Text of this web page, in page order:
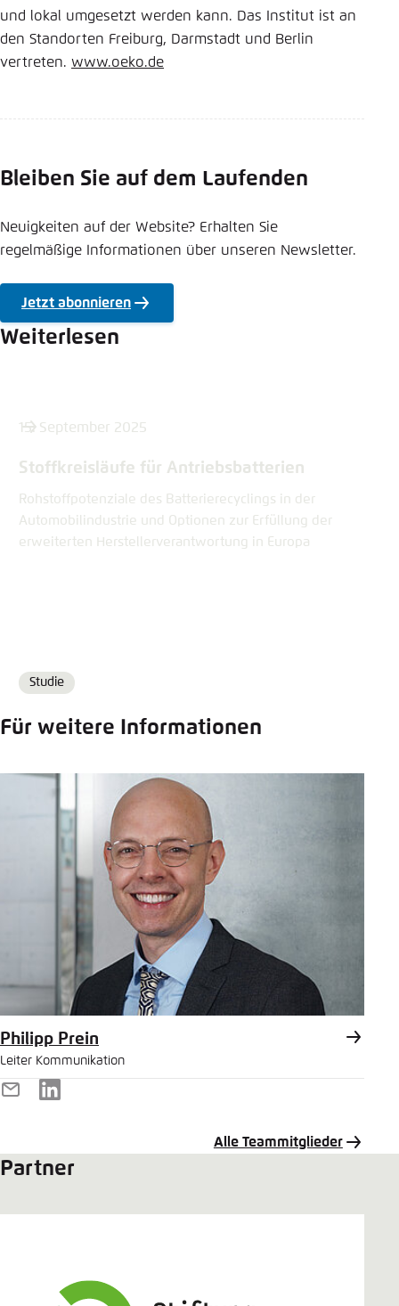
und lokal umgesetzt werden kann. Das Institut ist an
den Standorten Freiburg, Darmstadt und Berlin
vertreten. www.oeko.de
Bleiben Sie auf dem Laufenden
Neuigkeiten auf der Website? Erhalten Sie
regelmäßige Informationen über unseren Newsletter.
Jetzt abonnieren
Weiterlesen
15. September 2025
Stoffkreisläufe für Antriebsbatterien
Rohstoffpotenziale des Batterierecyclings in der
Automobilindustrie und Optionen zur Erfüllung der
erweiterten Herstellerverantwortung in Europa
Format
Studie
Für weitere Informationen
Philipp Prein
Leiter Kommunikation
E-
LinkedIn
Alle Teammitglieder
Partner